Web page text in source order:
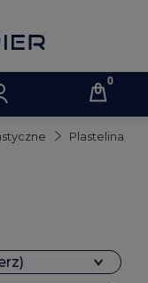
Plastelina